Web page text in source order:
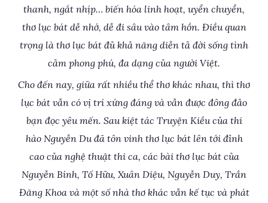
thanh, ngắt nhịp… biến hóa linh hoạt, uyển chuyển,
thơ lục bát dễ nhớ, dễ đi sâu vào tâm hồn. Điều quan
trọng là thơ lục bát đủ khả năng diễn tả đời sống tình
cảm phong phú, đa dạng của người Việt.
Cho đến nay, giữa rất nhiều thể thơ khác nhau, thì thơ
lục bát vẫn có vị trí xứng đáng và vẫn được đông đảo
bạn đọc yêu mến. Sau kiệt tác Truyện Kiều của thi
hào Nguyễn Du đã tôn vinh thơ lục bát lên tới đỉnh
cao của nghệ thuật thi ca, các bài thơ lục bát của
Nguyễn Bính, Tố Hữu, Xuân Diệu, Nguyễn Duy, Trần
Đăng Khoa và một số nhà thơ khác vẫn kế tục và phát